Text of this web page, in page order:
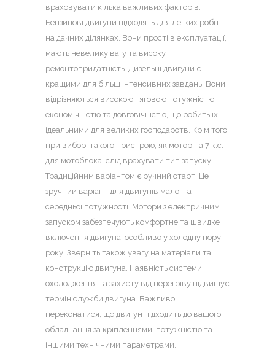
враховувати кілька важливих факторів.
Бензинові двигуни підходять для легких робіт
на дачних ділянках. Вони прості в експлуатації,
мають невелику вагу та високу
ремонтопридатність. Дизельні двигуни є
кращими для більш інтенсивних завдань. Вони
відрізняються високою тяговою потужністю,
економічністю та довговічністю, що робить їх
ідеальними для великих господарств. Крім того,
при виборі такого пристрою, як мотор на 7 к.с.
для мотоблока, слід врахувати тип запуску.
Традиційним варіантом є ручний старт. Це
зручний варіант для двигунів малої та
середньої потужності. Мотори з електричним
запуском забезпечують комфортне та швидке
включення двигуна, особливо у холодну пору
року. Зверніть також увагу на матеріали та
конструкцію двигуна. Наявність системи
охолодження та захисту від перегріву підвищує
термін служби двигуна. Важливо
переконатися, що двигун підходить до вашого
обладнання за кріпленнями, потужністю та
іншими технічними параметрами.